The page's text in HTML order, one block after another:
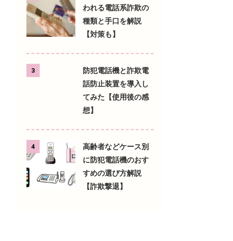
われる電話系詐欺の
種類と手口を解説
【対策も】
3
防犯電話機と詐欺電
話防止装置を導入し
てみた【使用後の感
想】
4
高齢者などケース別
に防犯電話機のおす
すめの選び方解説
【詐欺撃退】